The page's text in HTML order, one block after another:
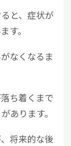
と、症状が
す。
なくなるま
ち着くまで
あります。
将来的な後